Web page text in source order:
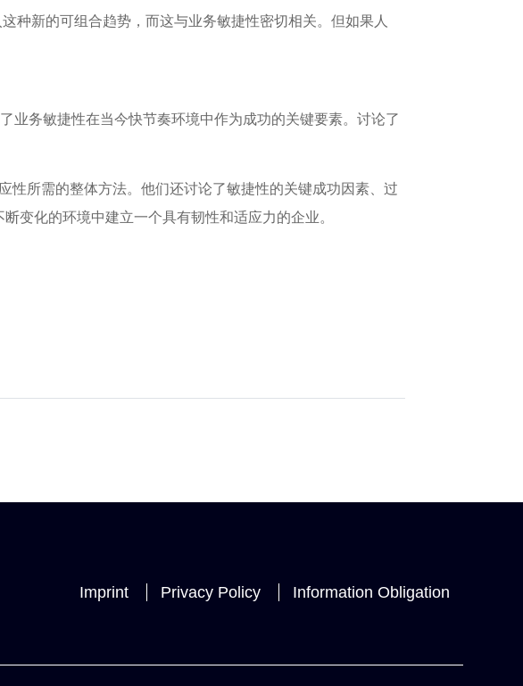
种新的可组合趋势，而这与业务敏捷性密切相关。但如果人
业务敏捷性在当今快节奏环境中作为成功的关键要素。讨论了
性所需的整体方法。他们还讨论了敏捷性的关键成功因素、过
变化的环境中建立一个具有韧性和适应力的企业。
Imprint Privacy Policy Information Obligation